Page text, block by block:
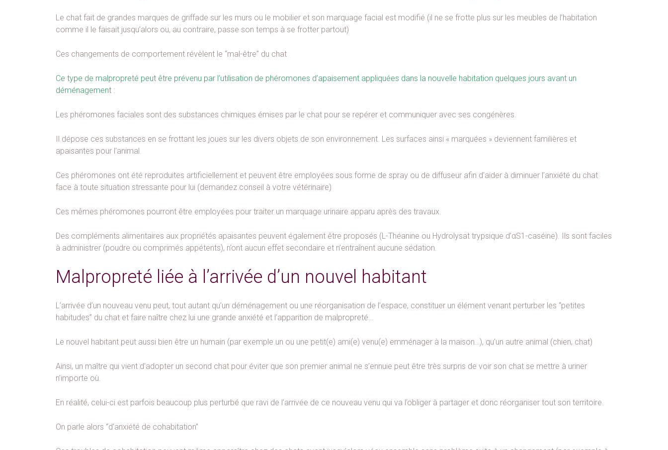
Le chat fait de grandes marques de griffade sur les murs ou le mobilier et son marquage facial est modifié (il ne se frotte plus sur les meubles de l’habitation
comme il le faisait jusqu’alors ou, au contraire, passe son temps à se frotter partout)
Ces changements de comportement révèlent le “mal-être” du chat
Ce type de malpropreté peut être prévenu par l’utilisation de phéromones d’apaisement appliquées dans la nouvelle habitation quelques jours avant un
déménagement :
Les phéromones faciales sont des substances chimiques émises par le chat pour se repérer et communiquer avec ses congénères.
Il dépose ces substances en se frottant les joues sur les divers objets de son environnement. Les surfaces ainsi « marquées » deviennent familières et
apaisantes pour l’animal.
Ces phéromones ont été reproduites artificiellement et peuvent être employées sous forme de spray ou de diffuseur afin d’aider à diminuer l’anxiété du chat
face à toute situation stressante pour lui (demandez conseil à votre vétérinaire)
Ces mêmes phéromones pourront être employées pour traiter un marquage urinaire apparu après des travaux.
Des compléments alimentaires aux propriétés apaisantes peuvent également être proposés (L-Théanine ou Hydrolysat trypsique d’αS1-caséine). Ils sont faciles
à administrer (poudre ou comprimés appétents), n’ont aucun effet secondaire et n’entraînent aucune sédation.
Malpropreté liée à l’arrivée d’un nouvel habitant
L’arrivée d’un nouveau venu peut, tout autant qu’un déménagement ou une réorganisation de l’espace, constituer un élément venant perturber les “petites
habitudes” du chat et faire naître chez lui une grande anxiété et l’apparition de malpropreté…
Le nouvel habitant peut aussi bien être un humain (par exemple un ou une petit(e) ami(e) venu(e) emménager à la maison…), qu’un autre animal (chien, chat)
Ainsi, un maître qui vient d’adopter un second chat pour éviter que son premier animal ne s’ennuie peut être très surpris de voir son chat se mettre à uriner
n’importe où.
En réalité, celui-ci est parfois beaucoup plus perturbé que ravi de l’arrivée de ce nouveau venu qui va l’obliger à partager et donc réorganiser tout son territoire.
On parle alors “d’anxiété de cohabitation”